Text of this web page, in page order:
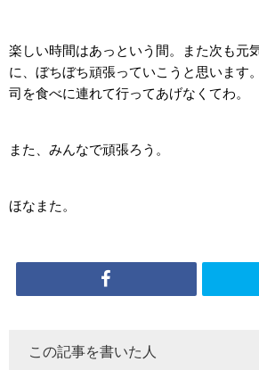
楽しい時間はあっという間。また次も元
に、ぼちぼち頑張っていこうと思います
司を食べに連れて行ってあげなくてわ。
また、みんなで頑張ろう。
ほなまた。
この記事を書いた人